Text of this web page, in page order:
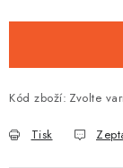
Kód zboží: Zvolte
Tisk